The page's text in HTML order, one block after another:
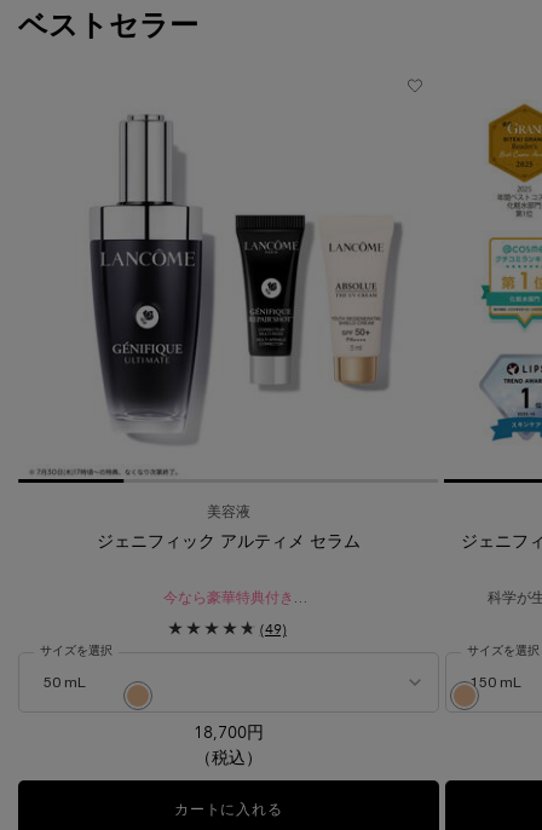
ベストセラー
美容液
ジェニフィック アルティメ セラム
今なら豪華特典付き​
瞬間*¹。絶え間ないダメージ*²を立て直す。
生まれ変わったような、なめらかでハリを感じる肌へ。
(49)
サイズを選択
18,700円
（税込）
カートに入れる
ジェニフ
科学が
サイズを選択
いシェード のカラー タンイドル ウルトラ ウェア リキッド N、1/14
選択済み
PO-01 ピンクオークルの明るいシェード のカラー タンイド
選択済み
O-03 イエ